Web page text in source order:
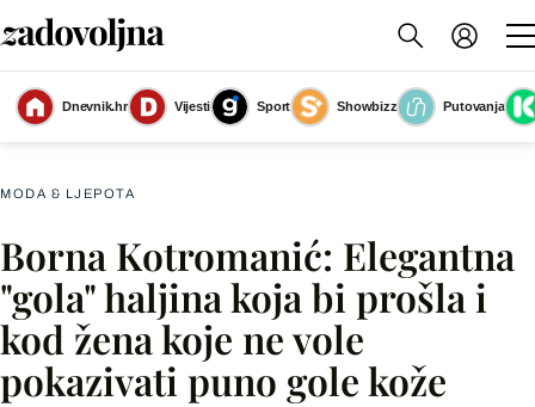
Dnevnik.hr Vijesti Sport Showbizz Putovanja
Borna Kotromanić na modnoj reviji Duchess Fashion show Snježane
Schillinger
(Foto: Goran Stanzl/Pixsell)
MODA & LJEPOTA
Borna Kotromanić: Elegantna
"gola" haljina koja bi prošla i
kod žena koje ne vole
pokazivati puno gole kože
Facebook